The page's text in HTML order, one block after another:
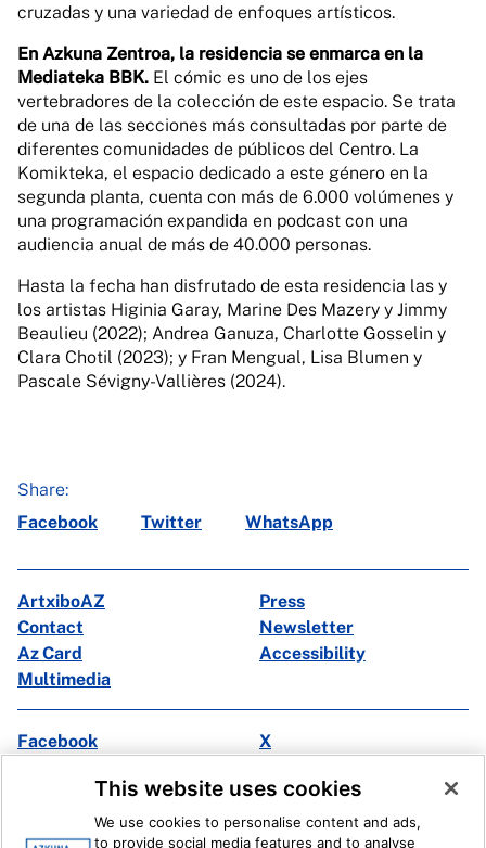
cruzadas y una variedad de enfoques artísticos.
En Azkuna Zentroa, la residencia se enmarca en la
Mediateka BBK. El cómic es uno de los ejes
vertebradores de la colección de este espacio. Se trata
de una de las secciones más consultadas por parte de
diferentes comunidades de públicos del Centro. La
Komikteka, el espacio dedicado a este género en la
segunda planta, cuenta con más de 6.000 volúmenes y
una programación expandida en podcast con una
audiencia anual de más de 40.000 personas.
Hasta la fecha han disfrutado de esta residencia las y
los artistas Higinia Garay, Marine Des Mazery y Jimmy
Beaulieu (2022); Andrea Ganuza, Charlotte Gosselin y
Clara Chotil (2023); y Fran Mengual, Lisa Blumen y
Pascale Sévigny-Vallières (2024).
Share:
Facebook
Twitter WhatsApp
ArtxiboAZ
Press
Contact
Newsletter
Az Card
Accessibility
Multimedia
Facebook
X
Ivoox
This website uses cookies
We use cookies to personalise content and ads,
to provide social media features and to analyse